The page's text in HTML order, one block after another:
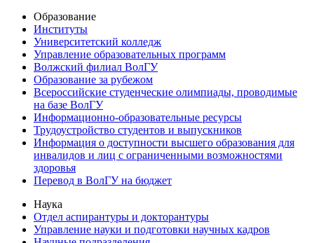
Образование
Институты
Университетский колледж
Управление образовательных программ
Волжский филиал ВолГУ
Образование за рубежом
Всероссийские студенческие олимпиады, проводимые
на базе ВолГУ
Информационно-образовательные ресурсы
Трудоустройство студентов и выпускников
Информация о доступности высшего образования для
инвалидов и лиц с ограниченными возможностями
здоровья
Перевод в ВолГУ на бюджет
Наука
Отдел аспирантуры и докторантуры
Управление науки и подготовки научных кадров